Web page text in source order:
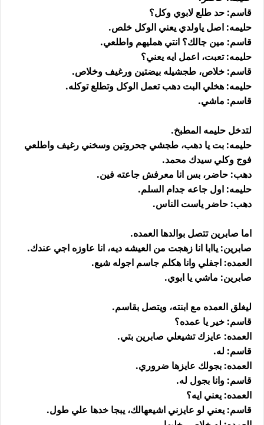
قاسم: حد طلع لابوي وكل؟
حليمه: اصل ياولدي يعني الوكل خلص.
قاسم: مين جالك؟ انتي همليهم واطلعي.
حليمه: تعبت، اعمل ايه يعني؟
قاسم: خلاص، طجشيله بيضتين ورغيف وخلاص.
حليمه: هخلي البت دهب تعمل الوكل وتطلع توكله.
قاسم: ماشي.
لتدخل حليمه المطبخ.
حليمه: بت يا دهب، طجشي جحروتين وسخني رغيف واطلعي
فوج وكلي سيدك محمد.
دهب: حاضر، بس انا معرفش جاعته فين.
حليمه: اول جاعه جدام السلم.
دهب: حاضر ياست الناس.
اما صابرين تتصل بوالدها العمده.
صابرين: ياابا انا زهجت من العيشه ديه، انا عاوزه اجي عندك.
العمده: اجفلي وانا هكلم جاسم اجوله شيع.
صابرين: ماشي يا ابوي.
ليغلق العمده مع ابنته، ويتصل بقاسم.
قاسم: خير يا عمده؟
العمده: عايزك تشيعلي صابرين بتي.
قاسم: له.
العمده: بجولك عايزها ضروري.
قاسم: وانا بجول له.
العمده: يعني ايه؟
قاسم: يعني لو عايزني اشيعهالك، يبجا خدها علي طول.